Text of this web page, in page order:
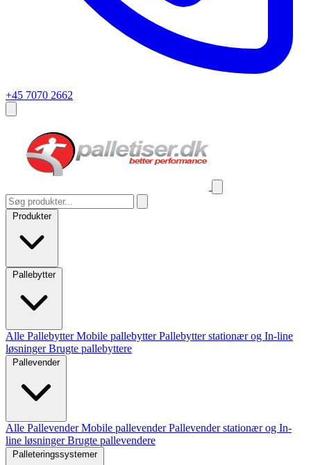
+45 7070 2662
Produkter
Pallebytter
Alle PallebytterMobile pallebytterPallebytter stationær og In-line
løsningerBrugte pallebyttere
Pallevender
Alle PallevenderMobile pallevenderPallevender stationær og In-
line løsningerBrugte pallevendere
Palleteringssystemer